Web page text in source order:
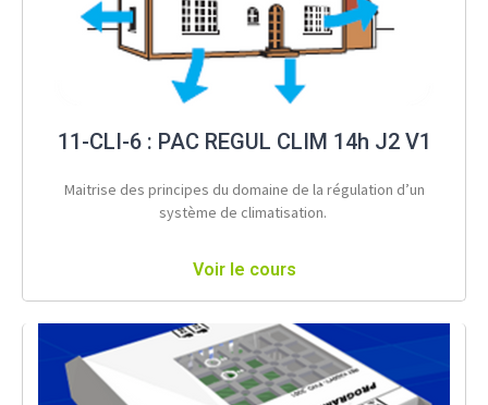
11-CLI-6 : PAC REGUL CLIM 14h J2 V1
Maitrise des principes du domaine de la régulation d’un
système de climatisation.
Voir le cours